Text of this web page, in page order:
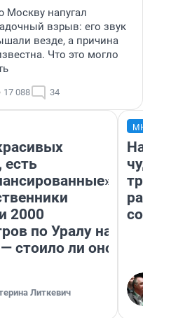
Москву напугал
взрыв: его звук
везде, а причина
Что это могло
17 088 34
есть
2000
по Уралу на
стоило ли оно
Литкевич